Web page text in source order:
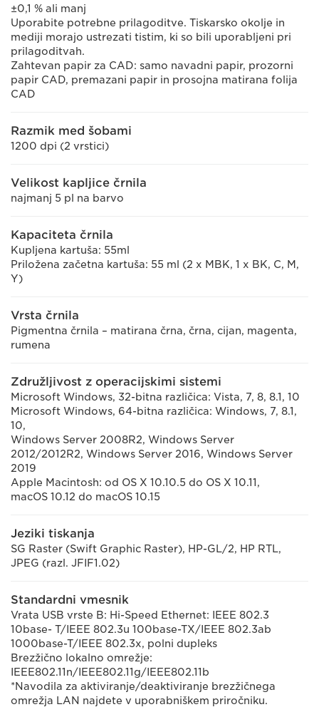
±0,1 % ali manj
Uporabite potrebne prilagoditve. Tiskarsko okolje in
mediji morajo ustrezati tistim, ki so bili uporabljeni pri
prilagoditvah.
Zahtevan papir za CAD: samo navadni papir, prozorni
papir CAD, premazani papir in prosojna matirana folija
CAD
Razmik med šobami
1200 dpi (2 vrstici)
Velikost kapljice črnila
najmanj 5 pl na barvo
Kapaciteta črnila
Kupljena kartuša: 55ml
Priložena začetna kartuša: 55 ml (2 x MBK, 1 x BK, C, M,
Y)
Vrsta črnila
Pigmentna črnila – matirana črna, črna, cijan, magenta,
rumena
Združljivost z operacijskimi sistemi
Microsoft Windows, 32-bitna različica: Vista, 7, 8, 8.1, 10
Microsoft Windows, 64-bitna različica: Windows, 7, 8.1,
10,
Windows Server 2008R2, Windows Server
2012/2012R2, Windows Server 2016, Windows Server
2019
Apple Macintosh: od OS X 10.10.5 do OS X 10.11,
macOS 10.12 do macOS 10.15
Jeziki tiskanja
SG Raster (Swift Graphic Raster), HP-GL/2, HP RTL,
JPEG (razl. JFIF1.02)
Standardni vmesnik
Vrata USB vrste B: Hi-Speed Ethernet: IEEE 802.3
10base- T/IEEE 802.3u 100base-TX/IEEE 802.3ab
1000base-T/IEEE 802.3x, polni dupleks
Brezžično lokalno omrežje:
IEEE802.11n/IEEE802.11g/IEEE802.11b
*Navodila za aktiviranje/deaktiviranje brezžičnega
omrežja LAN najdete v uporabniškem priročniku.